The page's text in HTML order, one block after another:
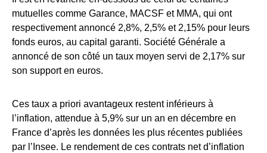
mutuelles comme Garance, MACSF et MMA, qui ont
respectivement annoncé 2,8%, 2,5% et 2,15% pour leurs
fonds euros, au capital garanti. Société Générale a
annoncé de son côté un taux moyen servi de 2,17% sur
son support en euros.
Ces taux a priori avantageux restent inférieurs à
l’inflation, attendue à 5,9% sur un an en décembre en
France d’après les données les plus récentes publiées
par l’Insee. Le rendement de ces contrats net d’inflation